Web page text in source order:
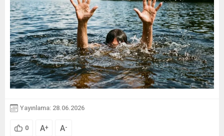
Yayınlama: 28.06.2026
0 A+ A-